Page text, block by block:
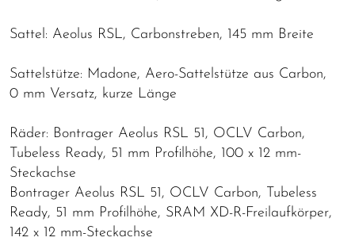
Sattel: Aeolus RSL, Carbonstreben, 145 mm Breite
Sattelstütze: Madone, Aero-Sattelstütze aus Carbon,
0 mm Versatz, kurze Länge
Räder: Bontrager Aeolus RSL 51, OCLV Carbon,
Tubeless Ready, 51 mm Profilhöhe, 100 x 12 mm-
Steckachse
Bontrager Aeolus RSL 51, OCLV Carbon, Tubeless
Ready, 51 mm Profilhöhe, SRAM XD-R-Freilaufkörper,
142 x 12 mm-Steckachse